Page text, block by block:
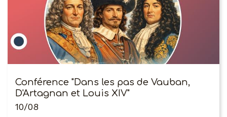
Conférence "Dans les pas de Vauban,
D'Artagnan et Louis XIV"
10/08